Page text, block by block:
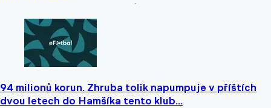
94 milionů korun. Zhruba tolik napumpuje v příštích
dvou letech do Hamšíka tento klub...